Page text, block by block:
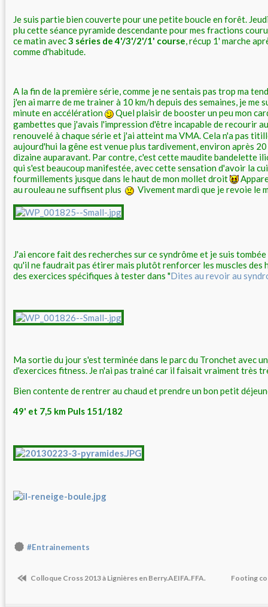
Je suis partie bien couverte pour une petite boucle en forêt.
plu cette séance pyramide descendante pour mes fractions
ce matin avec3 séries de 4'/3'/2'/1' course, récup 1' marche
comme d'habitude.
A la fin de la première série, comme je ne sentais pas trop ma
j'en ai marre de me trainer à 10 km/h depuis des semaines, je me
minute en accélération
Quel plaisir de booster un peu mon
gambettes que j'avais l'impression d'être incapable de recourir
renouvelé à chaque série et j'ai atteint ma VMA. Cela n'a pas
aujourd'hui la gêne est venue plus tardivement, environ après
dizaine auparavant. Par contre, c'est cette maudite bandelette
qui s'est beaucoup manifestée, avec cette sensation d'avoir la
fourmillements jusque dans le haut de mon mollet droit
au rouleau ne suffisent plus
Vivement mardi que je revoie le
J'ai encore fait des recherches sur ce syndrôme et je suis
qu'il ne faudrait pas étirer mais plutôt renforcer les muscles des
des exercices spécifiques à tester dans "Dites au revoir au
Ma sortie du jour s'est terminée dans le parc du Tronchet avec
d'exercices fitness. Je n'ai pas trainé car il faisait vraiment très
Bien contente de rentrer au chaud et prendre un bon petit
49' et 7,5 km Puls 151/182
#Entrainements
Colloque Cross 2013 à Lignières en Berry.AEIFA.FFA. Footing